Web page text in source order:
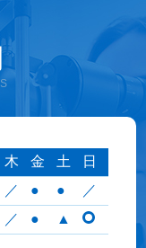
木 金 土
日
／ ● ●
／
／ ● ▲